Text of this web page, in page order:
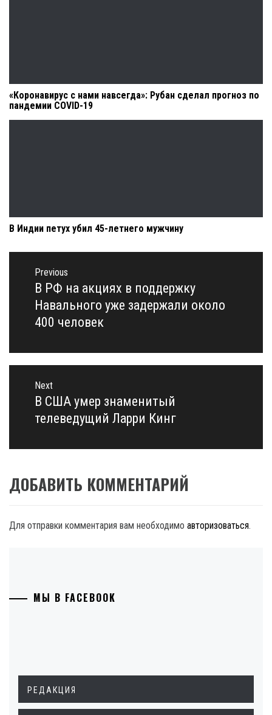
«Коронавирус с нами навсегда»: Рубан сделал прогноз по
пандемии COVID-19
В Индии петух убил 45-летнего мужчину
Навигация
записям
Previous
Previous
post:
В РФ на акциях в поддержку
Навального уже задержали около
400 человек
Next
Next
post:
В США умер знаменитый
телеведущий Ларри Кинг
ДОБАВИТЬ КОММЕНТАРИЙ
Для отправки комментария вам необходимо авторизоваться.
МЫ В FACEBOOK
РЕДАКЦИЯ